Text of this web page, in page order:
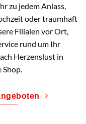
zu jedem Anlass,
oder traumhaft
Filialen vor Ort,
rund um Ihr
Herzenslust in